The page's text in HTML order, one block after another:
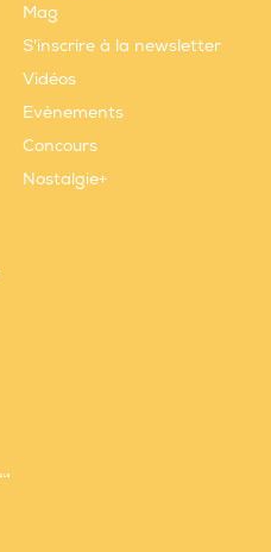
Mag
S'inscrire à la newsletter
Vidéos
Evènements
Concours
Nostalgie+